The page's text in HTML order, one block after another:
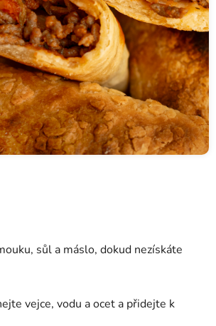
sůl a máslo, dokud nezískáte
vejce, vodu a ocet a přidejte k